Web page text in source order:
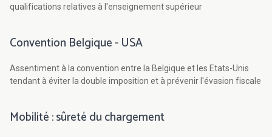
qualifications relatives à l'enseignement supérieur
Convention Belgique - USA
Assentiment à la convention entre la Belgique et les Etats-Unis
tendant à éviter la double imposition et à prévenir l'évasion fiscale
Mobilité : sûreté du chargement